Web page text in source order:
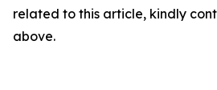
related to this article, kindly
above.